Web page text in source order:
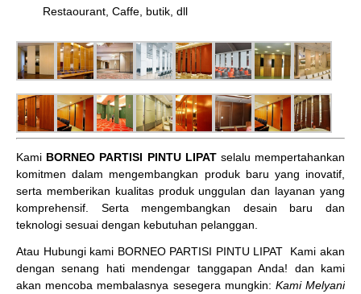
Restaourant, Caffe, butik, dll
Kami BORNEO PARTISI PINTU LIPATselalu mempertahankan
komitmen dalam mengembangkan produk baru yang inovatif,
serta memberikan kualitas produk unggulan dan layanan yang
komprehensif. Serta mengembangkan desain baru dan
teknologi sesuai dengan kebutuhan pelanggan.
Atau Hubungi kami BORNEO PARTISI PINTU LIPAT
Kami akan
dengan senang hati mendengar tanggapan Anda! dan kami
akan mencoba membalasnya sesegera mungkin: Kami Melyani